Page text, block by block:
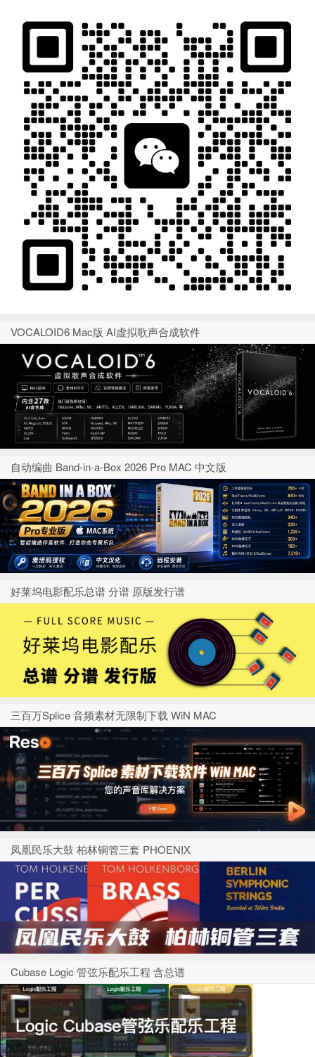
VOCALOID6 Mac版 AI虚拟歌声合成软件
自动编曲 Band-in-a-Box 2026 Pro MAC 中文版
好莱坞电影配乐总谱 分谱 原版发行谱
三百万Splice 音频素材无限制下载 WiN MAC
凤凰民乐大鼓 柏林铜管三套 PHOENIX
Cubase Logic 管弦乐配乐工程 含总谱